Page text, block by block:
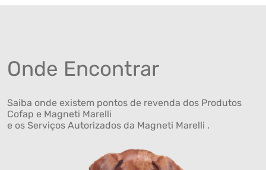
Onde Encontrar
Saiba onde existem pontos de revenda dos Produtos
Cofap e Magneti Marelli
e os Serviços Autorizados da Magneti Marelli .